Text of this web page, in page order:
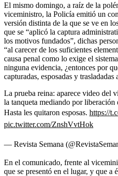
El mismo domingo, a raíz de la
viceministro, la Policía emitió un
versión distinta de la que se ve en
que se “aplicó la captura
los motivos fundados”, dichas
“al carecer de los suficientes
causa penal como lo exige el
ninguna evidencia, ¿entonces por
capturadas, esposadas y trasladadas
La prueba reina: aparece video del
la tanqueta mediando por liberación
Hasta les quitaron esposas. https://
pic.twitter.com/ZnshVvtHok
— Revista Semana
En el comunicado, frente al
que se presentó en el lugar, y que a